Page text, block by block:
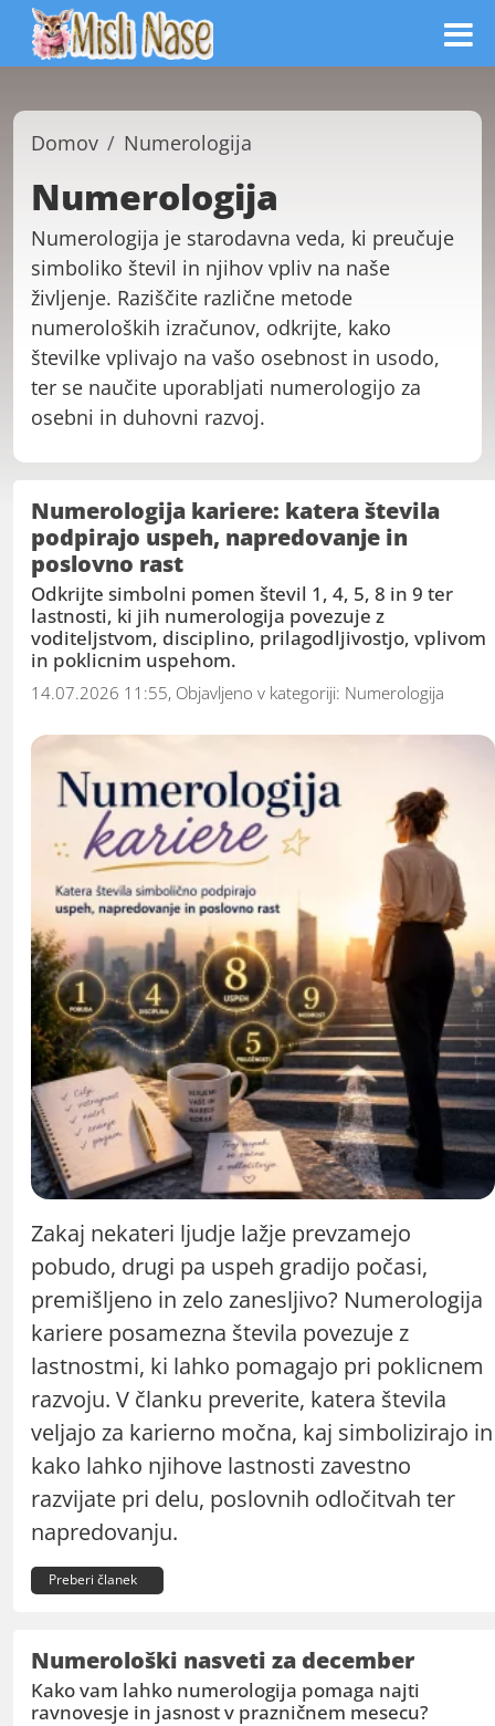
Domov Numerologija
Numerologija
Numerologija je starodavna veda, ki preučuje
simboliko števil in njihov vpliv na naše
življenje. Raziščite različne metode
numeroloških izračunov, odkrijte, kako
številke vplivajo na vašo osebnost in usodo,
ter se naučite uporabljati numerologijo za
osebni in duhovni razvoj.
Numerologija kariere: katera števila
podpirajo uspeh, napredovanje in
poslovno rast
Odkrijte simbolni pomen števil 1, 4, 5, 8 in 9 ter
lastnosti, ki jih numerologija povezuje z
voditeljstvom, disciplino, prilagodljivostjo, vplivom
in poklicnim uspehom.
14.07.2026 11:55, Objavljeno v kategoriji: Numerologija
Zakaj nekateri ljudje lažje prevzamejo
pobudo, drugi pa uspeh gradijo počasi,
premišljeno in zelo zanesljivo? Numerologija
kariere posamezna števila povezuje z
lastnostmi, ki lahko pomagajo pri poklicnem
razvoju. V članku preverite, katera števila
veljajo za karierno močna, kaj simbolizirajo in
kako lahko njihove lastnosti zavestno
razvijate pri delu, poslovnih odločitvah ter
napredovanju.
Preberi članek
Numerološki nasveti za december
Kako vam lahko numerologija pomaga najti
ravnovesje in jasnost v prazničnem mesecu?